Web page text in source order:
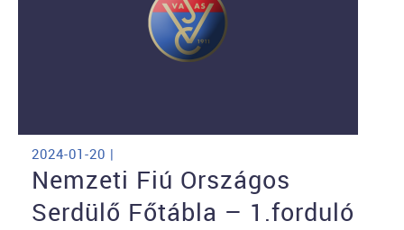
2024-01-20 |
Nemzeti Fiú Országos
Serdülő Főtábla – 1.forduló